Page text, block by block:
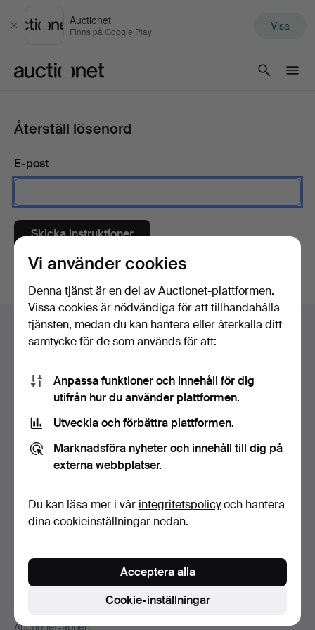
Stäng
Auctionet
Finns på Google Play Visa
Återställ lösenord
E-post
Skicka instruktioner
Sidfotsnavigation
Hjälp och kontakt
Kontakta support
Betalningsalternativ
Sociala medier
Auctionet
Press
Lediga jobb
Auctionets garanti
Mer från Auctionet
Auctionet-appen
Vi använder cookies
Denna tjänst är en del av Auctionet-plattformen.
Vissa cookies är nödvändiga för att tillhandahålla
tjänsten, medan du kan hantera eller återkalla ditt
samtycke för de som används för att:
Anpassa funktioner och innehåll för dig
utifrån hur du använder plattformen.
Utveckla och förbättra plattformen.
Marknadsföra nyheter och innehåll till dig på
externa webbplatser.
Du kan läsa mer i vår integritetspolicyoch hantera
dina cookieinställningar nedan.
Cookie-inställningar
Acceptera alla